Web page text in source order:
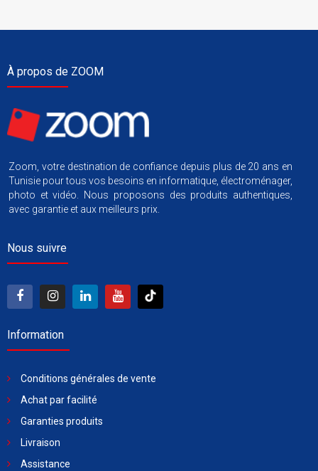
À propos de ZOOM
Zoom, votre destination de confiance depuis plus de 20 ans en
Tunisie pour tous vos besoins en informatique, électroménager,
photo et vidéo. Nous proposons des produits authentiques,
avec garantie et aux meilleurs prix.
Nous suivre
Information
Conditions générales de vente
Achat par facilité
Garanties produits
Livraison
Assistance